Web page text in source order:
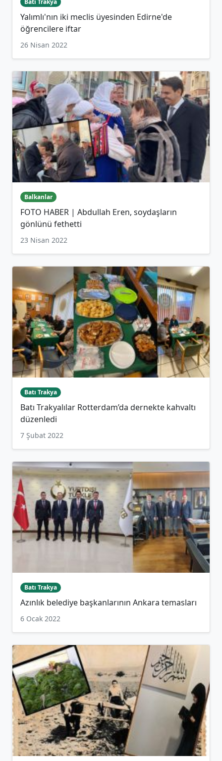
Yalımlı'nın iki meclis üyesinden Edirne'de
öğrencilere iftar
26 Nisan 2022
Balkanlar
FOTO HABER | Abdullah Eren, soydaşların
gönlünü fethetti
23 Nisan 2022
Batı Trakya
Batı Trakyalılar Rotterdam’da dernekte kahvaltı
düzenledi
7 Şubat 2022
Batı Trakya
Azınlık belediye başkanlarının Ankara temasları
6 Ocak 2022